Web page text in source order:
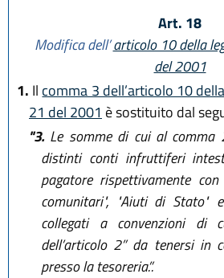
Art. 18
Modifica dell’articolo 10 della
del 2001
1. Il comma 3 dell’articolo 10
21 del 2001 è sostituito dal
"3.Le somme di cui al comma
distinti conti infruttiferi
pagatore rispettivamente
comunitari", "Aiuti di Stato"
collegati a convenzioni di
dell’articolo 2” da tenersi in
presso la tesoreria.”.